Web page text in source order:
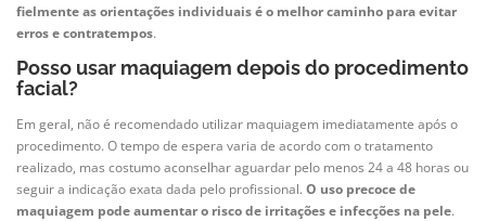
fielmente as orientações individuais é o melhor caminho para evitar
erros e contratempos.
Posso usar maquiagem depois do procedimento
facial?
Em geral, não é recomendado utilizar maquiagem imediatamente após o
procedimento. O tempo de espera varia de acordo com o tratamento
realizado, mas costumo aconselhar aguardar pelo menos 24 a 48 horas ou
seguir a indicação exata dada pelo profissional. O uso precoce de
maquiagem pode aumentar o risco de irritações e infecções na pele.